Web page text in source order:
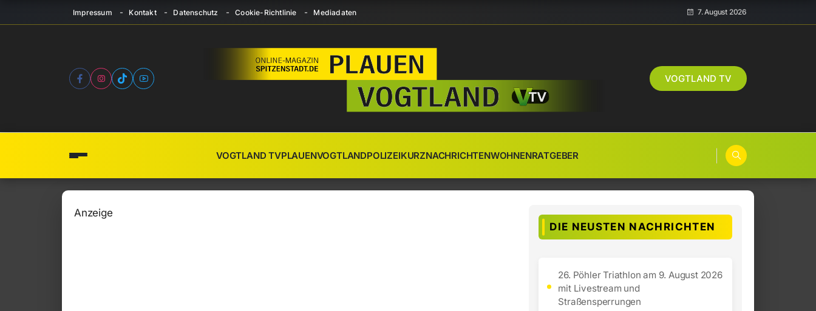
Impressum Kontakt Datenschutz Cookie-Richtlinie Mediadaten 7. August 2026
VOGTLAND TV
VOGTLAND TVPLAUENVOGTLANDPOLIZEIKURZNACHRICHTENWOHNENRATGEBER
Anzeige
DIE NEUSTEN NACHRICHTEN
26. Pöhler Triathlon am 9. August 2026
mit Livestream und
Straßensperrungen